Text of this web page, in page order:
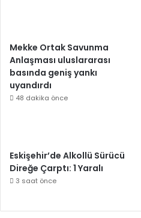
Mekke Ortak Savunma
Anlaşması uluslararası
basında geniş yankı
uyandırdı
48 dakika önce
Eskişehir’de Alkollü Sürücü
Direğe Çarptı: 1 Yaralı
3 saat önce